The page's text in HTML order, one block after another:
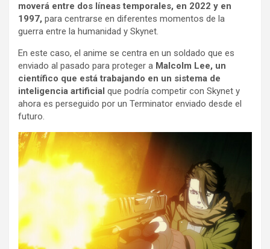
moverá entre dos líneas temporales, en 2022 y en
1997, para centrarse en diferentes momentos de la
guerra entre la humanidad y Skynet.
En este caso, el anime se centra en un soldado que es
enviado al pasado para proteger a Malcolm Lee, un
científico que está trabajando en un sistema de
inteligencia artificial que podría competir con Skynet y
ahora es perseguido por un Terminator enviado desde el
futuro.